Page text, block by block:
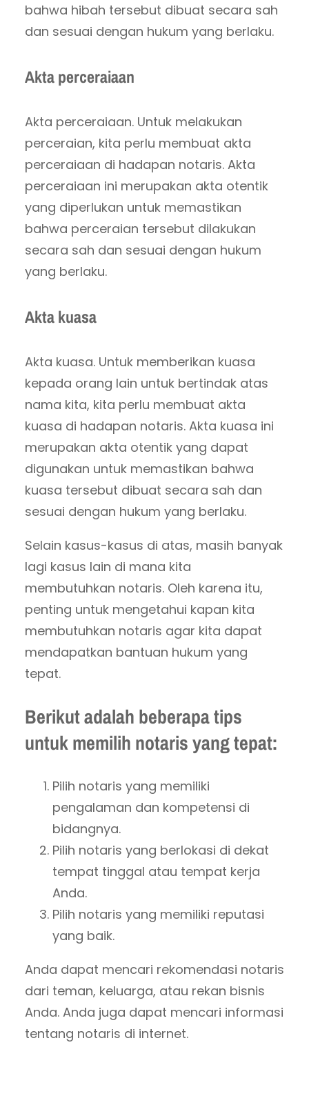
bahwa hibah tersebut dibuat secara sah
dan sesuai dengan hukum yang berlaku.
Akta perceraiaan
Akta perceraiaan. Untuk melakukan
perceraian, kita perlu membuat akta
perceraiaan di hadapan notaris. Akta
perceraiaan ini merupakan akta otentik
yang diperlukan untuk memastikan
bahwa perceraian tersebut dilakukan
secara sah dan sesuai dengan hukum
yang berlaku.
Akta kuasa
Akta kuasa. Untuk memberikan kuasa
kepada orang lain untuk bertindak atas
nama kita, kita perlu membuat akta
kuasa di hadapan notaris. Akta kuasa ini
merupakan akta otentik yang dapat
digunakan untuk memastikan bahwa
kuasa tersebut dibuat secara sah dan
sesuai dengan hukum yang berlaku.
Selain kasus-kasus di atas, masih banyak
lagi kasus lain di mana kita
membutuhkan notaris. Oleh karena itu,
penting untuk mengetahui kapan kita
membutuhkan notaris agar kita dapat
mendapatkan bantuan hukum yang
tepat.
Berikut adalah beberapa tips
untuk memilih notaris yang tepat:
Pilih notaris yang memiliki
pengalaman dan kompetensi di
bidangnya.
Pilih notaris yang berlokasi di dekat
tempat tinggal atau tempat kerja
Anda.
Pilih notaris yang memiliki reputasi
yang baik.
Anda dapat mencari rekomendasi notaris
dari teman, keluarga, atau rekan bisnis
Anda. Anda juga dapat mencari informasi
tentang notaris di internet.